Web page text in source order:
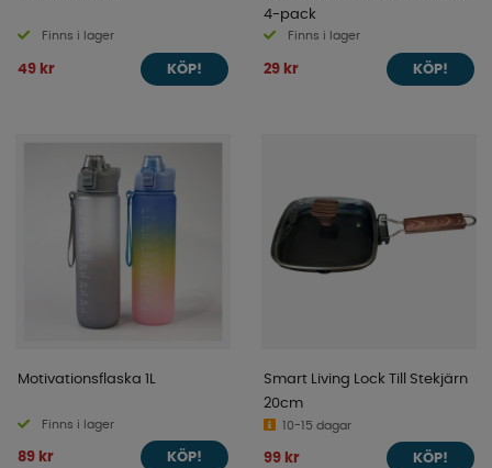
Finns i lager
49 kr KÖP!
4-pack
Finns i lager
29 kr KÖP!
Motivationsflaska 1L
Finns i lager
89 kr KÖP!
Smart Living Lock Till Stekjärn
20cm
10-15 dagar
99 kr KÖP!